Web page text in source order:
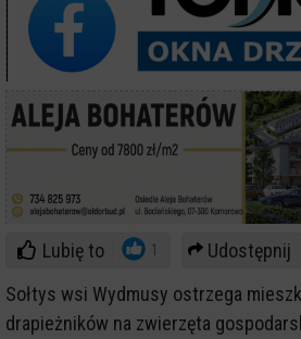
Lubię to 1
Udostępnij
Sołtys wsi Wydmusy ostrzega
drapieżników na zwierzęta